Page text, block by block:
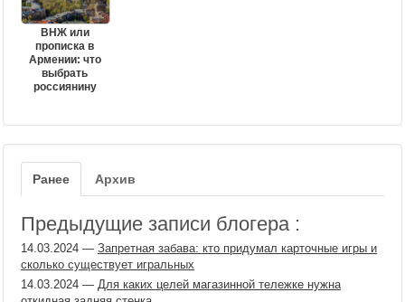
ВНЖ или
прописка в
Армении: что
выбрать
россиянину
Ранее Архив
Предыдущие записи блогера :
14.03.2024 — Запретная забава: кто придумал карточные игры и
сколько существует игральных
14.03.2024 — Для каких целей магазинной тележке нужна